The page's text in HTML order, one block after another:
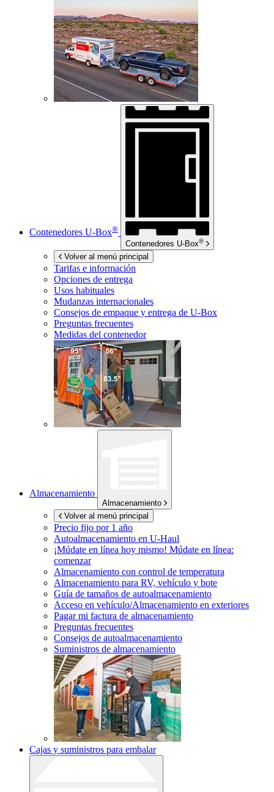
Contenedores U-Box®
Contenedores U-Box®
Volver al menú principal
Tarifas e información
Opciones de entrega
Usos habituales
Mudanzas internacionales
Consejos de empaque y entrega de U-Box
Preguntas frecuentes
Medidas del contenedor
Almacenamiento
Almacenamiento
Volver al menú principal
Precio fijo por 1 año
Autoalmacenamiento en U-Haul
¡Múdate en línea hoy mismo! Múdate en línea:
comenzar
Almacenamiento con control de temperatura
Almacenamiento para RV, vehículo y bote
Guía de tamaños de autoalmacenamiento
Acceso en vehículo/Almacenamiento en exteriores
Pagar mi factura de almacenamiento
Preguntas frecuentes
Consejos de autoalmacenamiento
Suministros de almacenamiento
Cajas y suministros para embalar